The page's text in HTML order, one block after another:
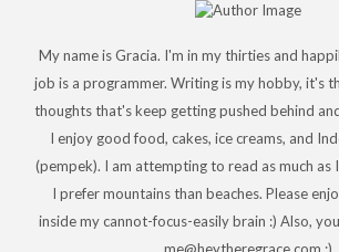
My name is Gracia. I'm in my thirties and
job is a programmer. Writing is my hobby, it's
thoughts that's keep getting pushed behind
I enjoy good food, cakes, ice creams, and
(pempek). I am attempting to read as much as
I prefer mountains than beaches. Please
inside my cannot-focus-easily brain :) Also,
me@heytheregrace.com :)